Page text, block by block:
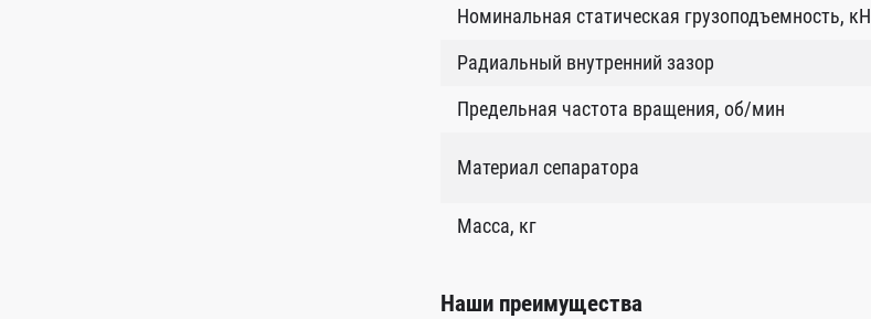
Номинальная статическая грузоподъемность, кН
Радиальный внутренний зазор
Предельная частота вращения, об/мин
Материал сепаратора
Масса, кг
Наши преимущества